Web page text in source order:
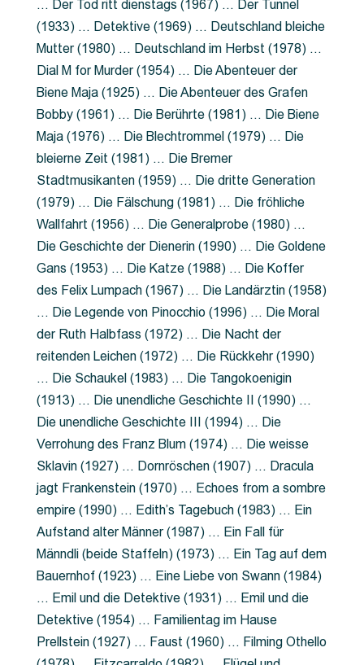
… Der Tod ritt dienstags (1967) … Der Tunnel
(1933) … Detektive (1969) … Deutschland bleiche
Mutter (1980) … Deutschland im Herbst (1978) …
Dial M for Murder (1954) … Die Abenteuer der
Biene Maja (1925) … Die Abenteuer des Grafen
Bobby (1961) … Die Berührte (1981) … Die Biene
Maja (1976) … Die Blechtrommel (1979) … Die
bleierne Zeit (1981) … Die Bremer
Stadtmusikanten (1959) … Die dritte Generation
(1979) … Die Fälschung (1981) … Die fröhliche
Wallfahrt (1956) … Die Generalprobe (1980) …
Die Geschichte der Dienerin (1990) … Die Goldene
Gans (1953) … Die Katze (1988) … Die Koffer
des Felix Lumpach (1967) … Die Landärztin (1958)
… Die Legende von Pinocchio (1996) … Die Moral
der Ruth Halbfass (1972) … Die Nacht der
reitenden Leichen (1972) … Die Rückkehr (1990)
… Die Schaukel (1983) … Die Tangokoenigin
(1913) … Die unendliche Geschichte II (1990) …
Die unendliche Geschichte III (1994) … Die
Verrohung des Franz Blum (1974) … Die weisse
Sklavin (1927) … Dornröschen (1907) … Dracula
jagt Frankenstein (1970) … Echoes from a sombre
empire (1990) … Edith’s Tagebuch (1983) … Ein
Aufstand alter Männer (1987) … Ein Fall für
Männdli (beide Staffeln) (1973) … Ein Tag auf dem
Bauernhof (1923) … Eine Liebe von Swann (1984)
… Emil und die Detektive (1931) … Emil und die
Detektive (1954) … Familientag im Hause
Prellstein (1927) … Faust (1960) … Filming Othello